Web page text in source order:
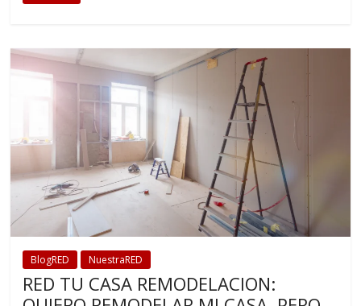
BlogRED NuestraRED
RED TU CASA REMODELACION: